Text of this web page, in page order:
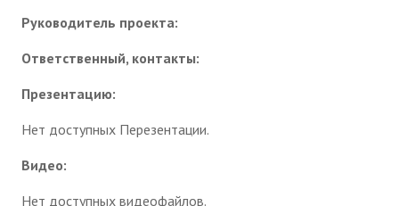
Руководитель проекта:
Ответственный, контакты:
Презентацию:
Нет доступных Перезентации.
Видео:
Нет доступных видеофайлов.